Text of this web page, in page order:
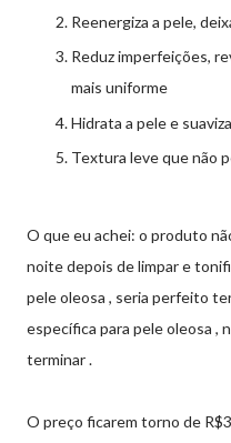
Reenergiza a pele,
Reduz imperfeições,
mais uniforme
Hidrata a pele e
Textura leve que não
O que eu achei: o produto
noite depois de limpar e
pele oleosa , seria perfeito
específica para pele oleosa ,
terminar .
O preço ficarem torno de